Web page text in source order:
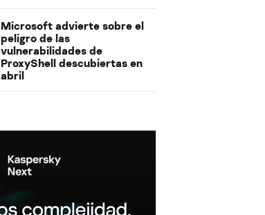
Microsoft advierte sobre el
peligro de las
vulnerabilidades de
ProxyShell descubiertas en
abril